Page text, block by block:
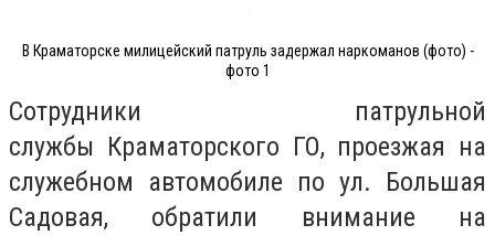
В Краматорске милицейский патруль задержал наркоманов (фото) -
фото 1
Сотрудники патрульной
службы Краматорского ГО, проезжая на
служебном автомобиле по ул. Большая
Садовая, обратили внимание на